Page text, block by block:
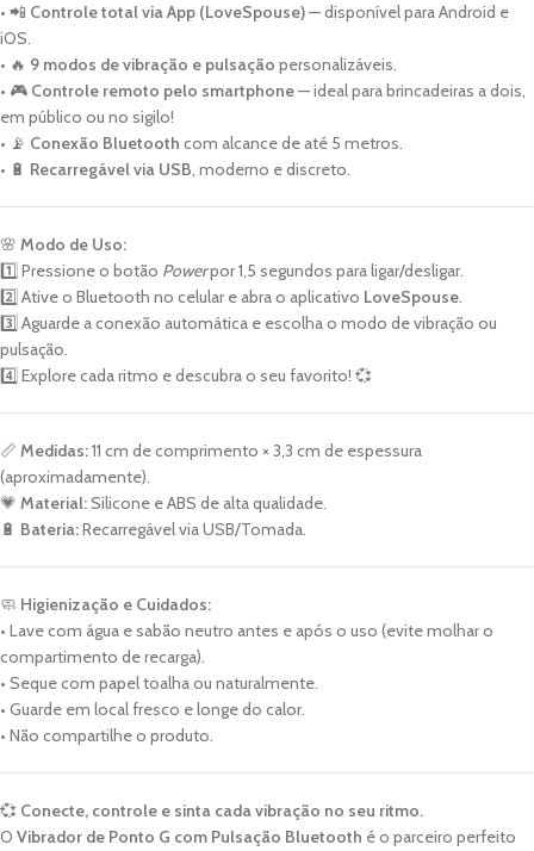
• 📲 Controle total via App (LoveSpouse)— disponível para Android e
iOS.
• 🔥 9 modos de vibração e pulsação personalizáveis.
• 🎮 Controle remoto pelo smartphone— ideal para brincadeiras a dois,
em público ou no sigilo!
• 📡 Conexão Bluetooth com alcance de até 5 metros.
• 🔋 Recarregável via USB, moderno e discreto.
🌸 Modo de Uso:
1️⃣ Pressione o botão Powerpor 1,5 segundos para ligar/desligar.
2️⃣ Ative o Bluetooth no celular e abra o aplicativo LoveSpouse.
3️⃣ Aguarde a conexão automática e escolha o modo de vibração ou
pulsação.
4️⃣ Explore cada ritmo e descubra o seu favorito! 💞
📏 Medidas:11 cm de comprimento × 3,3 cm de espessura
(aproximadamente).
💗 Material:Silicone e ABS de alta qualidade.
🔋 Bateria:Recarregável via USB/Tomada.
🧼 Higienização e Cuidados:
• Lave com água e sabão neutro antes e após o uso (evite molhar o
compartimento de recarga).
• Seque com papel toalha ou naturalmente.
• Guarde em local fresco e longe do calor.
• Não compartilhe o produto.
💞 Conecte, controle e sinta cada vibração no seu ritmo.
O Vibrador de Ponto G com Pulsação Bluetooth é o parceiro perfeito